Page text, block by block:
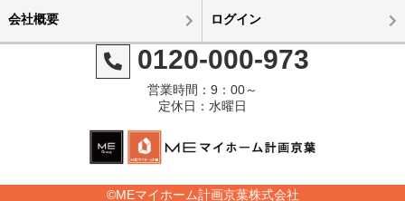
会社概要 ログイン
0120-000-973
営業時間：9：00～
定休日：水曜日
©MEマイホーム計画京葉株式会社